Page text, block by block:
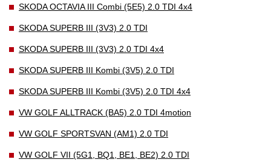
SKODA OCTAVIA III Combi (5E5) 2.0 TDI 4x4
SKODA SUPERB III (3V3) 2.0 TDI
SKODA SUPERB III (3V3) 2.0 TDI 4x4
SKODA SUPERB III Kombi (3V5) 2.0 TDI
SKODA SUPERB III Kombi (3V5) 2.0 TDI 4x4
VW GOLF ALLTRACK (BA5) 2.0 TDI 4motion
VW GOLF SPORTSVAN (AM1) 2.0 TDI
VW GOLF VII (5G1, BQ1, BE1, BE2) 2.0 TDI